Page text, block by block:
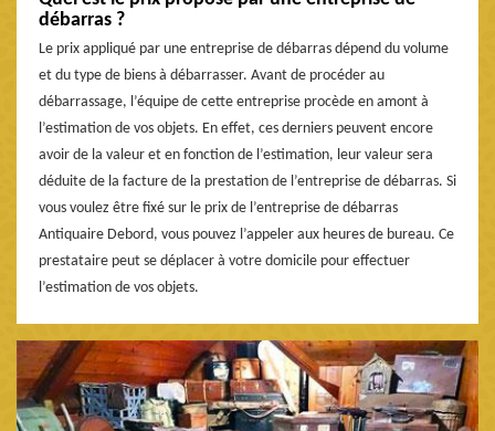
débarras ?
Le prix appliqué par une entreprise de débarras dépend du volume
et du type de biens à débarrasser. Avant de procéder au
débarrassage, l’équipe de cette entreprise procède en amont à
l’estimation de vos objets. En effet, ces derniers peuvent encore
avoir de la valeur et en fonction de l’estimation, leur valeur sera
déduite de la facture de la prestation de l’entreprise de débarras. Si
vous voulez être fixé sur le prix de l’entreprise de débarras
Antiquaire Debord, vous pouvez l’appeler aux heures de bureau. Ce
prestataire peut se déplacer à votre domicile pour effectuer
l’estimation de vos objets.